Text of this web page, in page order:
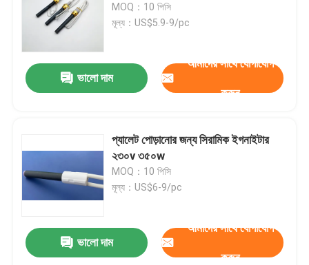
MOQ：10 পিসি
মূল্য：US$5.9-9/pc
ভালো দাম
আমাদের সাথে যোগাযোগ
করুন
প্যালেট পোড়ানোর জন্য সিরামিক ইগনাইটার
২৩০v ৩৫০w
MOQ：10 পিসি
মূল্য：US$6-9/pc
ভালো দাম
আমাদের সাথে যোগাযোগ
করুন